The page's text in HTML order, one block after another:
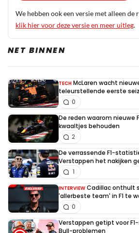
daadwerkelijk in zit… zouden die
coureurs echt deze vuiligheid
melden met een RN365-
INLOGGEN AANMELDEN
We hebben ook een versie met alleen de
klik hier voor deze versie en meer uitleg.
NET BINNEN
TECH McLaren wacht
teleurstellende eerste
0
De reden waarom nieuwe
kwaaltjes behouden
2
De verrassende F1-
Verstappen het nakijken
1
INTERVIEW Cadillac onthult
'allerbeste team' in F1 te
0
Verstappen getipt voor
Bull-problemen